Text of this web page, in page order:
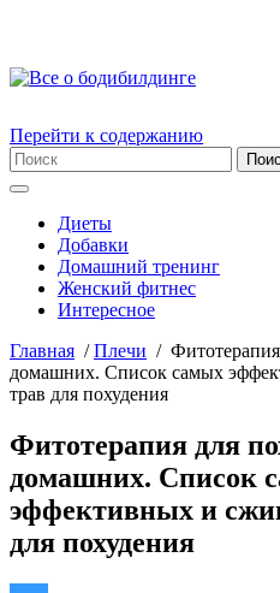
Перейти к содержанию
Диеты
Добавки
Домашний тренинг
Женский фитнес
Интересное
Главная /Плечи /
домашних. Список самых
трав для похудения
Фитотерапия для
домашних. Список
эффективных и
для похудения